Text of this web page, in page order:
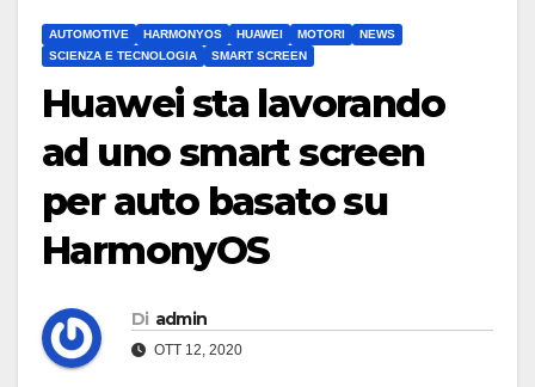
AUTOMOTIVE HARMONYOS HUAWEI MOTORI
NEWS
SCIENZA E TECNOLOGIA
SMART SCREEN
Huawei sta lavorando
ad uno smart screen
per auto basato su
HarmonyOS
Di admin
OTT 12, 2020